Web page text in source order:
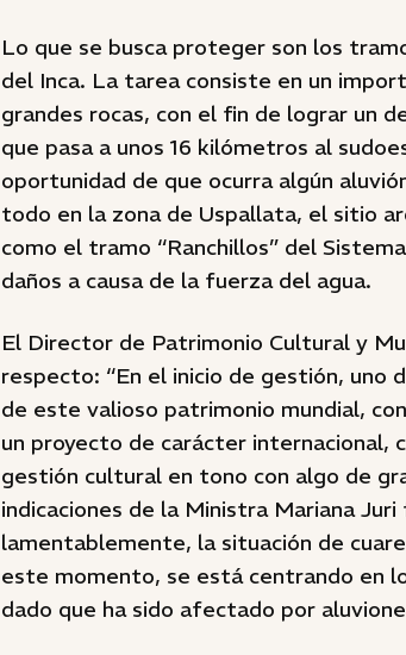
Lo que se busca proteger son los
del Inca. La tarea consiste en un
grandes rocas, con el fin de lograr un
que pasa a unos 16 kilómetros al
oportunidad de que ocurra algún
todo en la zona de Uspallata, el sitio
como el tramo “Ranchillos” del
daños a causa de la fuerza del agua.
El Director de Patrimonio Cultural y
respecto: “En el inicio de gestión, uno
de este valioso patrimonio mundial,
un proyecto de carácter internacional,
gestión cultural en tono con algo de
indicaciones de la Ministra Mariana
lamentablemente, la situación de
este momento, se está centrando en
dado que ha sido afectado por